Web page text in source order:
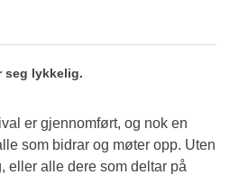
seg lykkelig.
er gjennomført, og nok en
som bidrar og møter opp. Uten
eller alle dere som deltar på